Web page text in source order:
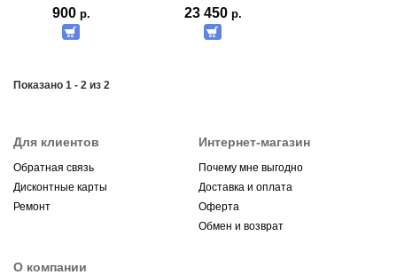
900 р. 23 450 р.
Показано 1 - 2 из 2
Для клиентов
Обратная связь
Дисконтные карты
Ремонт
Интернет-магазин
Почему мне выгодно
Доставка и оплата
Оферта
Обмен и возврат
О компании